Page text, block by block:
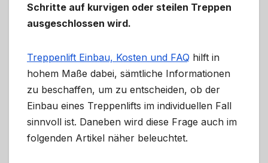
Schritte auf kurvigen oder steilen Treppen
ausgeschlossen wird.
Treppenlift Einbau, Kosten und FAQ hilft in
hohem Maße dabei, sämtliche Informationen
zu beschaffen, um zu entscheiden, ob der
Einbau eines Treppenlifts im individuellen Fall
sinnvoll ist. Daneben wird diese Frage auch im
folgenden Artikel näher beleuchtet.